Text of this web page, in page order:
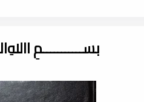
بســـــــــــمِ